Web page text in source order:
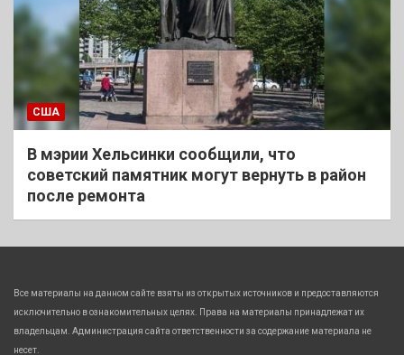
США
В мэрии Хельсинки сообщили, что
советский памятник могут вернуть в район
после ремонта
Все материалы на данном сайте взяты из открытых источников и предоставляются
исключительно в ознакомительных целях. Права на материалы принадлежат их
владельцам. Администрация сайта ответственности за содержание материала не
несет.